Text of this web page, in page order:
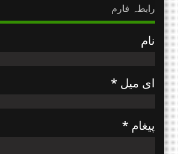
رابطہ فارم
نام
ای میل *
پیغام *